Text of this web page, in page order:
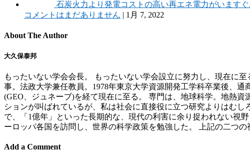
石炭火力より発電コストの高い再エネ電力がいます
コメントはまだありません | 1月 7, 2022
About The Author
大久保泰邦
もったいない学会会長。 もったいない学会設立に努力し、現在に
事。法政大学兼任教員。1978年東京大学資源開発工学科卒業後、通
(GEO、ジュネーブ)を経て現在に至る。 専門は、地球科学。地熱
ションが叫ばれているが、私は社会に直接役に立つ研究よりはむ
で、「1億年」といった長期的な、現代の利害に余り捉われない視
ーロッパ各国を訪問し、世界の科学政策を勉強した。 上記の二つ
Add a Comment